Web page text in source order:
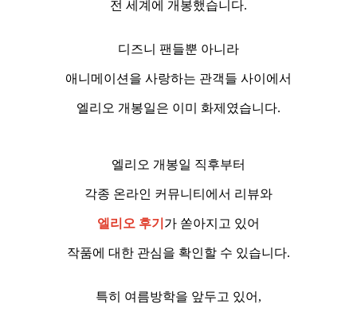
전 세계에 개봉했습니다.
디즈니 팬들뿐 아니라
애니메이션을 사랑하는 관객들 사이에서
엘리오 개봉일은 이미 화제였습니다.
엘리오 개봉일 직후부터
각종 온라인 커뮤니티에서 리뷰와
엘리오 후기 가 쏟아지고 있어
작품에 대한 관심을 확인할 수 있습니다.
특히 여름방학을 앞두고 있어,